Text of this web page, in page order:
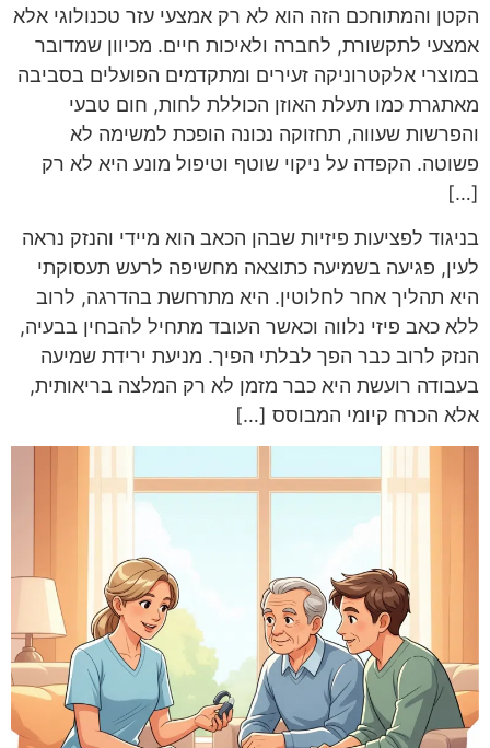
הקטן והמתוחכם הזה הוא לא רק אמצעי עזר טכנולוגי אלא
אמצעי לתקשורת, לחברה ולאיכות חיים. מכיוון שמדובר
במוצרי אלקטרוניקה זעירים ומתקדמים הפועלים בסביבה
מאתגרת כמו תעלת האוזן הכוללת לחות, חום טבעי
והפרשות שעווה, תחזוקה נכונה הופכת למשימה לא
פשוטה. הקפדה על ניקוי שוטף וטיפול מונע היא לא רק
[…]
בניגוד לפציעות פיזיות שבהן הכאב הוא מיידי והנזק נראה
לעין, פגיעה בשמיעה כתוצאה מחשיפה לרעש תעסוקתי
היא תהליך אחר לחלוטין. היא מתרחשת בהדרגה, לרוב
ללא כאב פיזי נלווה וכאשר העובד מתחיל להבחין בבעיה,
הנזק לרוב כבר הפך לבלתי הפיך. מניעת ירידת שמיעה
בעבודה רועשת היא כבר מזמן לא רק המלצה בריאותית,
אלא הכרח קיומי המבוסס […]